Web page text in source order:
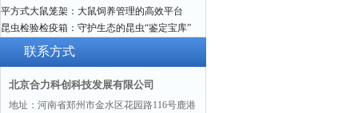
平方式大鼠笼架：大鼠饲养管理的高效平台
昆虫检验检疫箱：守护生态的昆虫“鉴定宝库”
联系方式
北京合力科创科技发展有限公司
地址：河南省郑州市金水区花园路116号鹿港